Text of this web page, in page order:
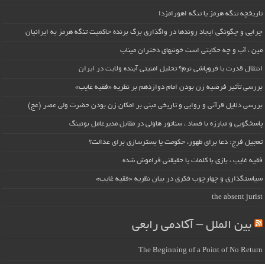
تاریخچه تنگه هرمز یا تنگه اهورامزدا
چرایی و چگونگی ایجاد روندها در واگذاری برگ برنده حاکمیت تنگه هرمز به ایرانیان
مین ، آب و چه حکایتی است خونبهای دختران میناب
انتقال قدرت یا فروپاشی نرم؟ تحلیل امنیتی آینده ولایت در ایران
بررسی تأثیر فرضیه زن بودن امام دوازدهم بر نظریه «فقیه غایب»
بررسی دلایل قرآنی و روایی و تاریخی مبنی بر امکان زن بودن حضرت ولی عصر (عج)
پاسخگویی و مبارزه با فساد ، سناتور هاولی در مقابل مدیرعامل بوئینگ
تعجیل فرج: دعا برای ظهور، حکومت یا بسترسازی برای عدالت؟
فقیه غایب ، بازی با کلمات یا حقیقتی فراموش شده
سیاستگذاری و چهارچوب فکری در بیان نظریه «فقیه غایب»
the absent jurist
بین الملل – آکادمی رابعی
The Beginning of a Point of No Return